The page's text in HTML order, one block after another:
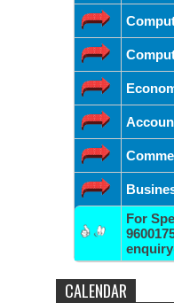
For
CALENDAR